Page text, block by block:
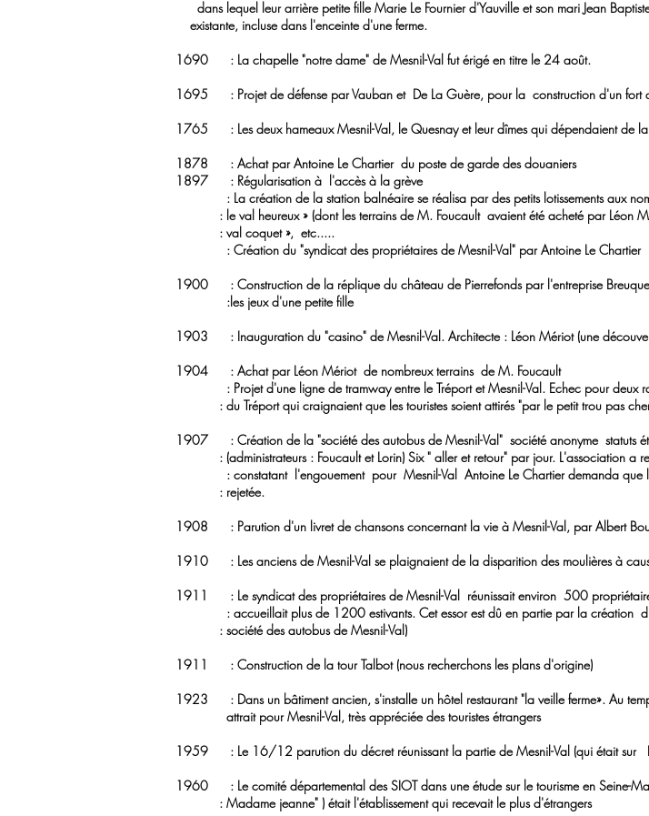
dans lequel leur arrière petite fille Marie Le Fournier d'Yauville et son mari Jean
existante, incluse dans l'enceinte d'une ferme.
1690 : La chapelle "notre dame" de Mesnil-Val fut érigé en titre le 24 août.
1695 : Projet de défense par Vauban et De La Guère, pour la construction d'un fort
1765 : Les deux hameaux Mesnil-Val, le Quesnay et leur dîmes qui dépendaient de la
1878 : Achat par Antoine Le Chartier du poste de garde des douaniers
1897 : Régularisation à l'accès à la grève
: La création de la station balnéaire se réalisa par des petits lotissements aux
: le val heureux » (dont les terrains de M. Foucault avaient été acheté par Léon
: val coquet », etc.....
: Création du "syndicat des propriétaires de Mesnil-Val" par Antoine Le Chartier
1900 : Construction de la réplique du château de Pierrefonds par l'entreprise
:les jeux d'une petite fille
1903 : Inauguration du "casino" de Mesnil-Val. Architecte : Léon Mériot (une
1904 : Achat par Léon Mériot de nombreux terrains de M. Foucault
: Projet d'une ligne de tramway entre le Tréport et Mesnil-Val. Echec pour deux
: du Tréport qui craignaient que les touristes soient attirés "par le petit trou pas
1907 : Création de la "société des autobus de Mesnil-Val" société anonyme statuts
: (administrateurs : Foucault et Lorin) Six " aller et retour" par jour. L'association a
: constatant l'engouement pour Mesnil-Val Antoine Le Chartier demanda que
: rejetée.
1908 : Parution d'un livret de chansons concernant la vie à Mesnil-Val, par Albert
1910 : Les anciens de Mesnil-Val se plaignaient de la disparition des moulières à
1911 : Le syndicat des propriétaires de Mesnil-Val réunissait environ 500
: accueillait plus de 1200 estivants. Cet essor est dû en partie par la création
: société des autobus de Mesnil-Val)
1911 : Construction de la tour Talbot (nous recherchons les plans d'origine)
1923 : Dans un bâtiment ancien, s'installe un hôtel restaurant "la veille ferme». Au
attrait pour Mesnil-Val, très appréciée des touristes étrangers
1959 : Le 16/12 parution du décret réunissant la partie de Mesnil-Val (qui était sur
1960 : Le comité départemental des SIOT dans une étude sur le tourisme en Seine-
: Madame jeanne" ) était l'établissement qui recevait le plus d'étrangers